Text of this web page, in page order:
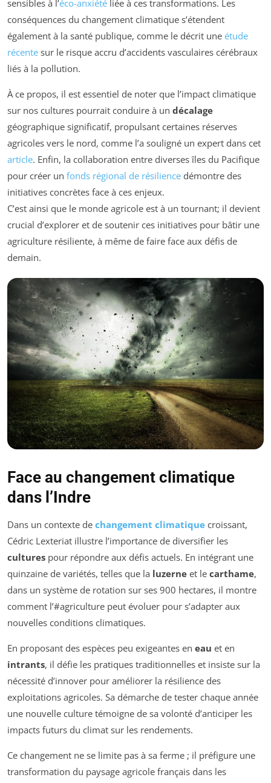
sensibles à l’éco-anxiété liée à ces transformations. Les
conséquences du changement climatique s’étendent
également à la santé publique, comme le décrit une étude
récente sur le risque accru d’accidents vasculaires cérébraux
liés à la pollution.
À ce propos, il est essentiel de noter que l’impact climatique
sur nos cultures pourrait conduire à un décalage
géographique significatif, propulsant certaines réserves
agricoles vers le nord, comme l’a souligné un expert dans cet
article. Enfin, la collaboration entre diverses îles du Pacifique
pour créer un fonds régional de résilience démontre des
initiatives concrètes face à ces enjeux.
C’est ainsi que le monde agricole est à un tournant; il devient
crucial d’explorer et de soutenir ces initiatives pour bâtir une
agriculture résiliente, à même de faire face aux défis de
demain.
Face au changement climatique
dans l’Indre
Dans un contexte de changement climatique croissant,
Cédric Lexteriat illustre l’importance de diversifier les
cultures pour répondre aux défis actuels. En intégrant une
quinzaine de variétés, telles que la luzerne et le carthame,
dans un système de rotation sur ses 900 hectares, il montre
comment l’#agriculture peut évoluer pour s’adapter aux
nouvelles conditions climatiques.
En proposant des espèces peu exigeantes en eau et en
intrants, il défie les pratiques traditionnelles et insiste sur la
nécessité d’innover pour améliorer la résilience des
exploitations agricoles. Sa démarche de tester chaque année
une nouvelle culture témoigne de sa volonté d’anticiper les
impacts futurs du climat sur les rendements.
Ce changement ne se limite pas à sa ferme ; il préfigure une
transformation du paysage agricole français dans les